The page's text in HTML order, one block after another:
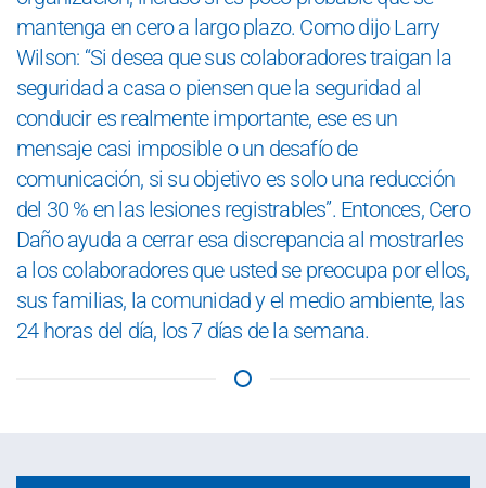
mantenga en cero a largo plazo. Como dijo Larry
Wilson: “Si desea que sus colaboradores traigan la
seguridad a casa o piensen que la seguridad al
conducir es realmente importante, ese es un
mensaje casi imposible o un desafío de
comunicación, si su objetivo es solo una reducción
del 30 % en las lesiones registrables”. Entonces, Cero
Daño ayuda a cerrar esa discrepancia al mostrarles
a los colaboradores que usted se preocupa por ellos,
sus familias, la comunidad y el medio ambiente, las
24 horas del día, los 7 días de la semana.